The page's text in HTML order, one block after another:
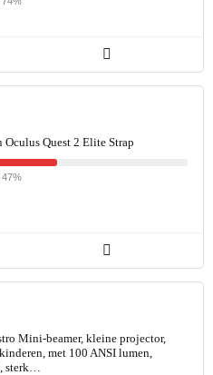
Oculus Quest 2 Elite Strap
47%
Mini-beamer, kleine projector,
met 100 ANSI lumen,
sterk…